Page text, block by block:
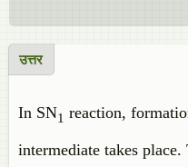
उत्तर
In SN1 reaction,
intermediate takes